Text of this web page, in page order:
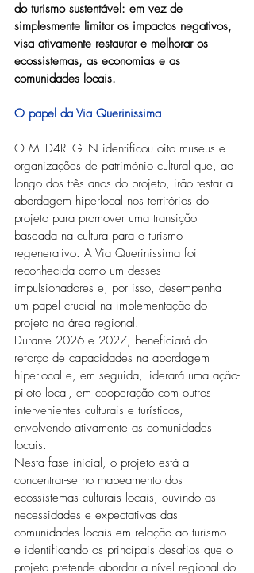
do turismo sustentável: em vez de
simplesmente limitar os impactos negativos,
visa ativamente restaurar e melhorar os
ecossistemas, as economias e as
comunidades locais.
O papel da Via Querinissima
O MED4REGEN identificou oito museus e
organizações de património cultural que, ao
longo dos três anos do projeto, irão testar a
abordagem hiperlocal nos territórios do
projeto para promover uma transição
baseada na cultura para o turismo
regenerativo. A Via Querinissima foi
reconhecida como um desses
impulsionadores e, por isso, desempenha
um papel crucial na implementação do
projeto na área regional.
Durante 2026 e 2027, beneficiará do
reforço de capacidades na abordagem
hiperlocal e, em seguida, liderará uma ação-
piloto local, em cooperação com outros
intervenientes culturais e turísticos,
envolvendo ativamente as comunidades
locais.
Nesta fase inicial, o projeto está a
concentrar-se no mapeamento dos
ecossistemas culturais locais, ouvindo as
necessidades e expectativas das
comunidades locais em relação ao turismo
e identificando os principais desafios que o
projeto pretende abordar a nível regional do